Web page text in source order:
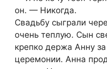
он. — Никогда.
Свадьбу сыграли
очень теплую. Сын
крепко держа Анну
церемонии. Анна